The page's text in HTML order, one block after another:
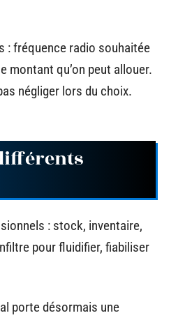
: fréquence radio souhaitée
montant qu’on peut allouer.
négliger lors du choix.
: stock, inventaire,
pour fluidifier, fiabiliser
porte désormais une